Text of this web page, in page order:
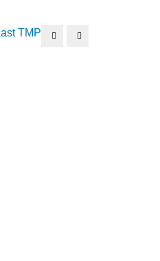
SingleAlbum